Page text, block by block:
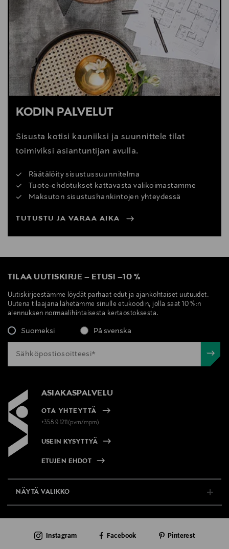
KODIN PALVELUT
Sisusta kotisi kauniiksi ja suunnittele tilat
toimiviksi asiantuntijan avulla.
Räätälöity sisustussuunnitelma
Tuote-ehdotukset kattavasta valikoimastamme
Maksuton sisustushankintojen yhteydessä
TUTUSTU JA VARAA AIKA
TILAA UUTISKIRJE – ETUSI –10 %
Uutiskirjeestämme löydät parhaat edut ja ajankohtaiset uutuudet.
Uutena tilaajana lähetämme sinulle etukoodin, jolla saat 10 %:n
alennuksen normaalihintaisesta kertaostoksesta.
Suomeksi På svenska
ASIAKASPALVELU
OTA YHTEYTTÄ
+358 9 1211(pvm/mpm)
USEIN KYSYTTYÄ
ETUJEN EHDOT
NÄYTÄ VALIKKO
AJANKOHTAISTA
Instagram Facebook Pinterest